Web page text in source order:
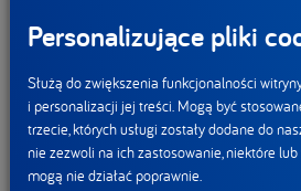
dwa obszary postrzegamy jako
Zapewniając naszym pracownikom
i stabilizację w obliczu pandemii,
się na utrzymaniu ciągłości naszego
Personalizujące pliki
Służą do zwiększenia funkcjonalności
i personalizacji jej treści. Mogą być
trzecie, których usługi zostały dodane do
nie zezwoli na ich zastosowanie, niektóre
mogą nie działać poprawnie.